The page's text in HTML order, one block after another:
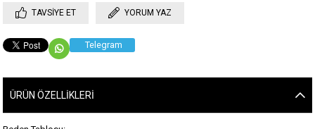
TAVSIYE ET YORUM YAZ
Telegram
ÜRÜN ÖZELLIKLERI